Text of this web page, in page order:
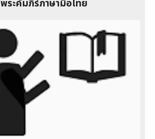
พระคัมภีร์ภาษามือไทย